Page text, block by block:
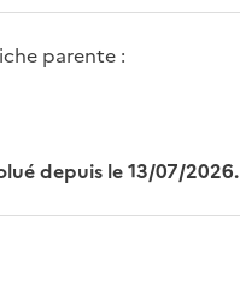
parente :
depuis le 13/07/2026.